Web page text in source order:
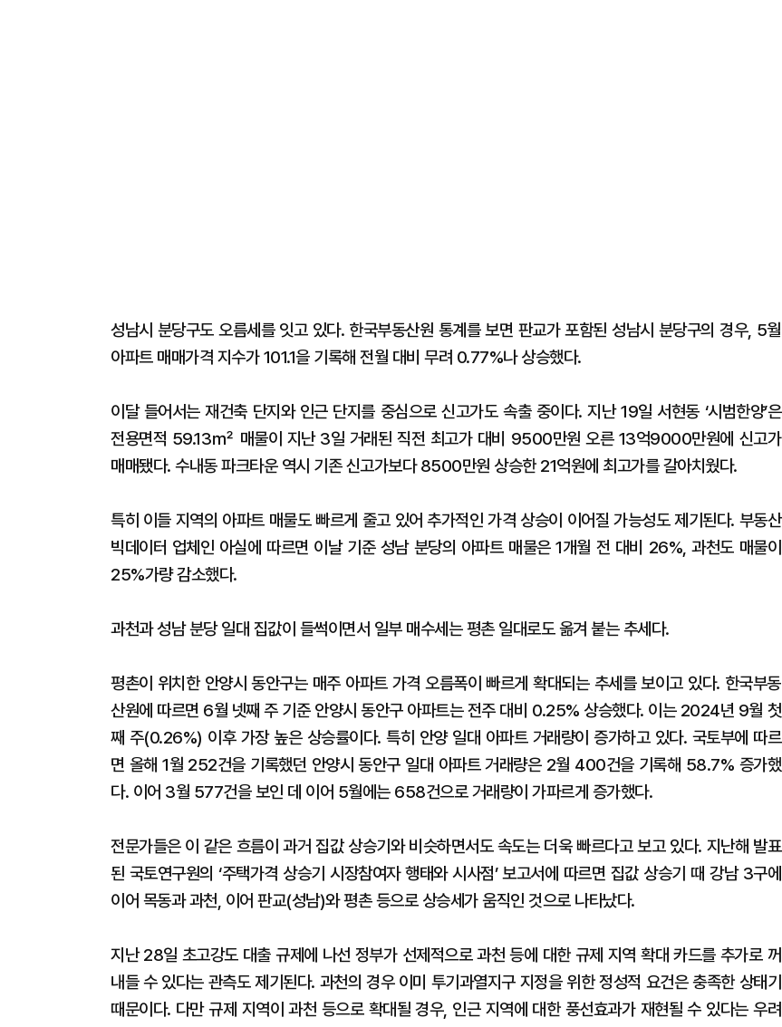
성남시 분당구도 오름세를 잇고 있다. 한국부동산원 통계를 보면 판교가 포함된 성남시 분당구의 경우, 5월
아파트 매매가격 지수가 101.1을 기록해 전월 대비 무려 0.77%나 상승했다.
이달 들어서는 재건축 단지와 인근 단지를 중심으로 신고가도 속출 중이다. 지난 19일 서현동 ‘시범한양’은
전용면적 59.13㎡ 매물이 지난 3일 거래된 직전 최고가 대비 9500만원 오른 13억9000만원에 신고가
매매됐다. 수내동 파크타운 역시 기존 신고가보다 8500만원 상승한 21억원에 최고가를 갈아치웠다.
특히 이들 지역의 아파트 매물도 빠르게 줄고 있어 추가적인 가격 상승이 이어질 가능성도 제기된다. 부동산
빅데이터 업체인 아실에 따르면 이날 기준 성남 분당의 아파트 매물은 1개월 전 대비 26%, 과천도 매물이
25%가량 감소했다.
과천과 성남 분당 일대 집값이 들썩이면서 일부 매수세는 평촌 일대로도 옮겨 붙는 추세다.
평촌이 위치한 안양시 동안구는 매주 아파트 가격 오름폭이 빠르게 확대되는 추세를 보이고 있다. 한국부동
산원에 따르면 6월 넷째 주 기준 안양시 동안구 아파트는 전주 대비 0.25% 상승했다. 이는 2024년 9월 첫
째 주(0.26%) 이후 가장 높은 상승률이다. 특히 안양 일대 아파트 거래량이 증가하고 있다. 국토부에 따르
면 올해 1월 252건을 기록했던 안양시 동안구 일대 아파트 거래량은 2월 400건을 기록해 58.7% 증가했
다. 이어 3월 577건을 보인 데 이어 5월에는 658건으로 거래량이 가파르게 증가했다.
전문가들은 이 같은 흐름이 과거 집값 상승기와 비슷하면서도 속도는 더욱 빠르다고 보고 있다. 지난해 발표
된 국토연구원의 ‘주택가격 상승기 시장참여자 행태와 시사점’ 보고서에 따르면 집값 상승기 때 강남 3구에
이어 목동과 과천, 이어 판교(성남)와 평촌 등으로 상승세가 움직인 것으로 나타났다.
지난 28일 초고강도 대출 규제에 나선 정부가 선제적으로 과천 등에 대한 규제 지역 확대 카드를 추가로 꺼
내들 수 있다는 관측도 제기된다. 과천의 경우 이미 투기과열지구 지정을 위한 정성적 요건은 충족한 상태기
때문이다. 다만 규제 지역이 과천 등으로 확대될 경우, 인근 지역에 대한 풍선효과가 재현될 수 있다는 우려